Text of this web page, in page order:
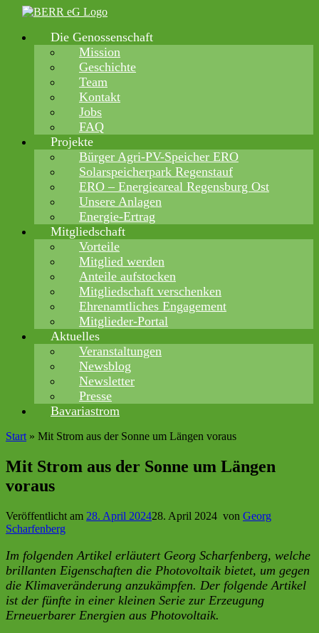
Zum
springen
Die Genossenschaft
Mission
Geschichte
Team
Kontakt
Jobs
FAQ
Projekte
Bürger Agri-PV-Speicher ERO
Solarspeicherpark Regenstauf
ERO – Energieareal Regensburg Ost
Unsere Anlagen
Energie-Ertrag
Mitgliedschaft
Vorteile
Mitglied werden
Anteile aufstocken
Mitgliedschaft verschenken
Ehrenamtliches Engagement
Mitglieder-Portal
Aktuelles
Veranstaltungen
Newsblog
Newsletter
Presse
Bavariastrom
Start » Mit Strom aus der Sonne um Längen voraus
Mit Strom aus der Sonne um Längen
voraus
Veröffentlicht am 28. April 202428. April 2024 von Georg
Scharfenberg
Im folgenden Artikel erläutert Georg Scharfenberg, welche
brillanten Eigenschaften die Photovoltaik bietet, um gegen
die Klimaveränderung anzukämpfen. Der folgende Artikel
ist der fünfte in einer kleinen Serie zur Erzeugung
Erneuerbarer Energien aus Photovoltaik.